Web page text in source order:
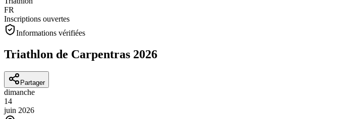
FR
Inscriptions ouvertes
Informations vérifiées
Triathlon de Carpentras 2026
Partager
dimanche
14
juin 2026